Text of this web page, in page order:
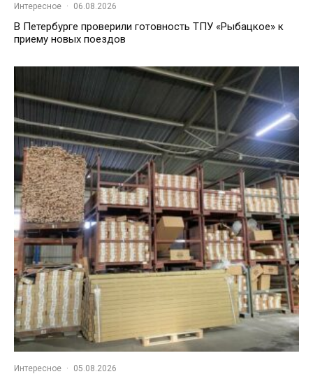
Интересное · 06.08.2026
В Петербурге проверили готовность ТПУ «Рыбацкое» к
приему новых поездов
Интересное · 05.08.2026